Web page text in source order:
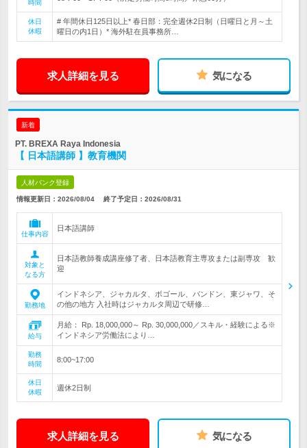
時間
休日
休暇
# 年間休日125日以上* 春日部：完全週休2日制（日曜日と月～土
曜日の内1日）* 海外駐在員事務所…
求人詳細を見る 気になる
新着
PT. BREXA Raya Indonesia
【 日本語講師 】教育機関
人材バンク登録
情報更新日：2026/08/04 終了予定日： 2026/08/31
仕事内容
日本語講師
対象と
なる方
日本語教師養成講座修了者、日本語教育主専攻または副専攻 歓
迎
勤務地
インドネシア、ジャカルタ、ボゴール、バンドン、東ジャワ、そ
の他の地方 入社時はジャカルタ周辺で研修…
給与
月給： Rp. 18,000,000～ Rp. 30,000,000／スキル・経験による※
インドネシア労働法により…
勤務
時間
8:00~17:00
休日
休暇
週休2日制
求人詳細を見る 気になる